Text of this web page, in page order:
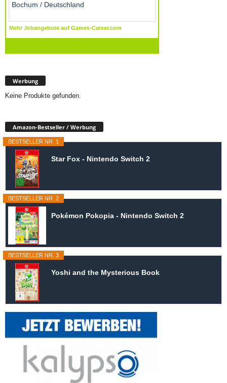
Werbung
Keine Produkte gefunden.
Amazon-Bestseller / Werbung
BESTSELLER NR. 1
Star Fox - Nintendo Switch 2
BESTSELLER NR. 2
Pokémon Pokopia - Nintendo Switch 2
BESTSELLER NR. 3
Yoshi and the Mysterious Book